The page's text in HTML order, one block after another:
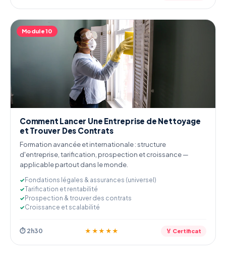
Module 10
Comment Lancer Une Entreprise de Nettoyage
et Trouver Des Contrats
Formation avancée et internationale : structure
d'entreprise, tarification, prospection et croissance —
applicable partout dans le monde.
Fondations légales & assurances (universel)
Tarification et rentabilité
Prospection & trouver des contrats
Croissance et scalabilité
⏱ 2h30 ★★★★★ 🏅 Certificat